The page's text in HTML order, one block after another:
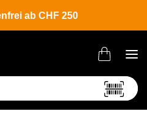
ab CHF 250